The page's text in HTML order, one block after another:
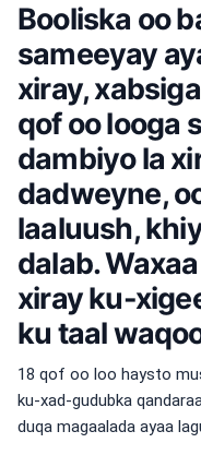
Booliska oo
sameeyay
xiray,
qof oo looga
dambiyo la
dadweyne,
laaluush,
dalab.
xiray ku-
ku taal
18 qof oo loo haysto
ku-xad-gudubka
duqa magaalada ayaa